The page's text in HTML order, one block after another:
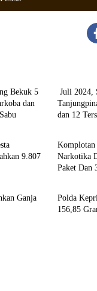
Bekuk 5
dan
Juli 2024,
dan 12
9.807
Komplotan
Narkotika
Paket Dan
Ganja
Batam
Polda
156,85